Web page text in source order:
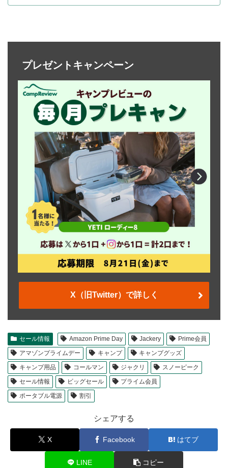
プレゼントキャンペーン
X（旧Twitter）で詳しく
セール情報 Amazon Prime Day Jackery
Prime会員
アマゾンプライムデー
キャンプ
キャンプグッズ
キャンプ用品
コールマン ジャクリ
スノーピーク
セール情報
ビッグセール
プライム会員
ポータブル電源
割引
シェアする
X Facebook はてブ
LINE コピー